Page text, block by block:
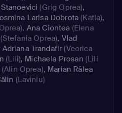
(Grig Oprea),
Larisa Dobrota (Katia),
, Ana Ciontea (Elena
(Stefania Oprea), Vlad
Adriana Trandafir (Veorica
(Lili), Michaela Prosan (Lili
(Alin Oprea), Marian Râlea
(Laviniu)